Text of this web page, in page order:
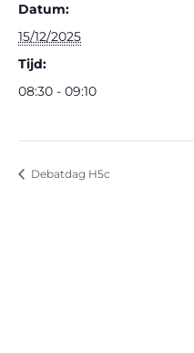
Datum:
15/12/2025
Tijd:
08:30 - 09:10
Debatdag H5c